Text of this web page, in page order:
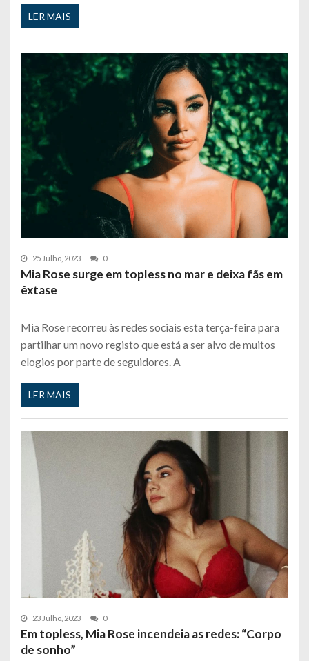
LER MAIS
25 Julho, 2023 0
Mia Rose surge em topless no mar e deixa fãs em
êxtase
Mia Rose recorreu às redes sociais esta terça-feira para
partilhar um novo registo que está a ser alvo de muitos
elogios por parte de seguidores. A
LER MAIS
23 Julho, 2023 0
Em topless, Mia Rose incendeia as redes: “Corpo
de sonho”